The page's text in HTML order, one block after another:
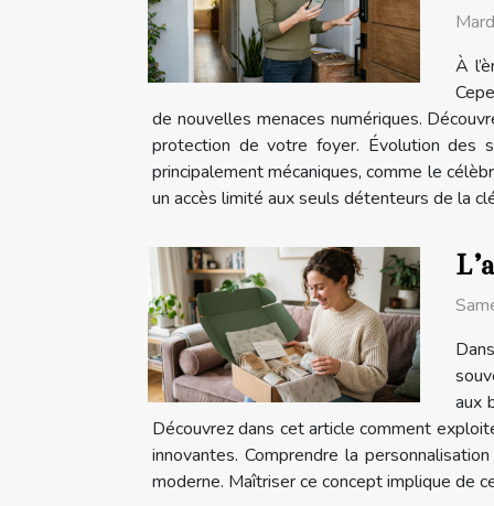
À
de nouvelles menaces numériques.
protection de votre foyer. Évolution des
principalement mécaniques, comme le
un accès limité aux seuls détenteurs de la
aux
Découvrez dans cet article comment
innovantes. Comprendre la
moderne. Maîtriser ce concept implique de